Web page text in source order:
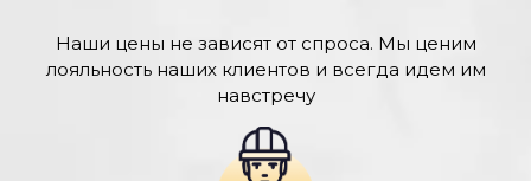
Наши цены не зависят от спроса. Мы ценим
лояльность наших клиентов и всегда идем им
навстречу